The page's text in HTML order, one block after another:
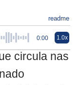
readme
0:00 1.0x
circula nas